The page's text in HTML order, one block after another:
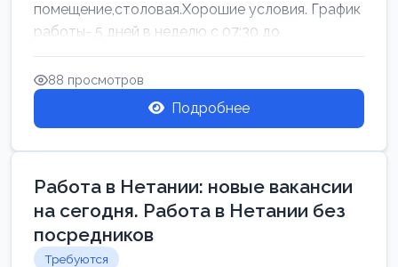
помещение,столовая.Хорошие условия. График
работы- 5 дней в неделю с 07:30 до
17:00.Высокая за...
88 просмотров
Подробнее
Работа в Нетании: новые вакансии
на сегодня. Работа в Нетании без
посредников
Требуются